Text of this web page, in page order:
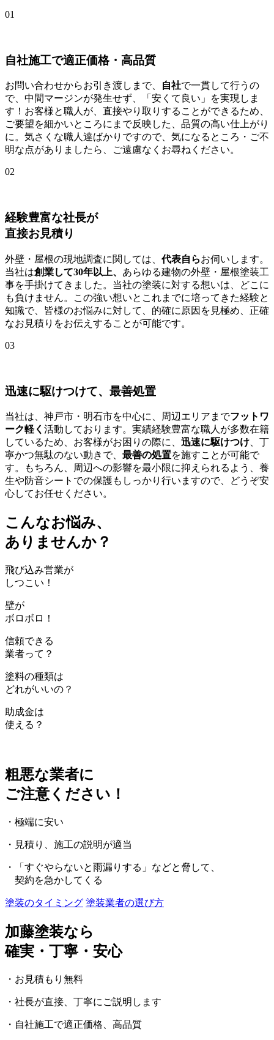
01
自社施工で適正価格・高品質
お問い合わせからお引き渡しまで、 自社で一貫して行うの
で、中間マージンが発生せず、「安くて良い」を実現しま
す！お客様と職人が、直接やり取りすることができるため、
ご要望を細かいところにまで反映した、品質の高い仕上がり
に。気さくな職人達ばかりですので、気になるところ・ご不
明な点がありましたら、ご遠慮なくお尋ねください。
02
経験豊富な社長が
直接お見積り
外壁・屋根の現地調査に関しては、代表自らお伺いします。
当社は創業して30年以上、 あらゆる建物の外壁・屋根塗装工
事を手掛けてきました。当社の塗装に対する想いは、どこに
も負けません。この強い想いとこれまでに培ってきた経験と
知識で、皆様のお悩みに対して、的確に原因を見極め、正確
なお見積りをお伝えすることが可能です。
03
迅速に駆けつけて、最善処置
当社は、神戸市・明石市を中心に、周辺エリアまでフットワ
ーク軽く 活動しております。実績経験豊富な職人が多数在籍
しているため、お客様がお困りの際に、 迅速に駆けつけ 、丁
寧かつ無駄のない動きで、 最善の処置を施すことが可能で
す。もちろん、周辺への影響を最小限に抑えられるよう、養
生や防音シートでの保護もしっかり行いますので、どうぞ安
心してお任せください。
こんなお悩み、
ありませんか？
飛び込み営業が
しつこい！
壁が
ボロボロ！
信頼できる
業者って？
塗料の種類は
どれがいいの？
助成金は
使える？
粗悪な業者に
ご注意ください！
・極端に安い
・見積り、施工の説明が適当
・「すぐやらないと雨漏りする」などと脅して、
契約を急かしてくる
塗装のタイミング 塗装業者の選び方
加藤塗装なら
確実・丁寧・安心
・お見積もり無料
・社長が直接、丁寧にご説明します
・自社施工で適正価格、高品質